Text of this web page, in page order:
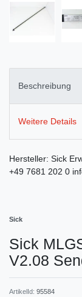
Beschreibung
Weitere Details
Hersteller: Sick
+49 7681 202 0
Sick
Sick
V2.08
ArtikelId: 95584